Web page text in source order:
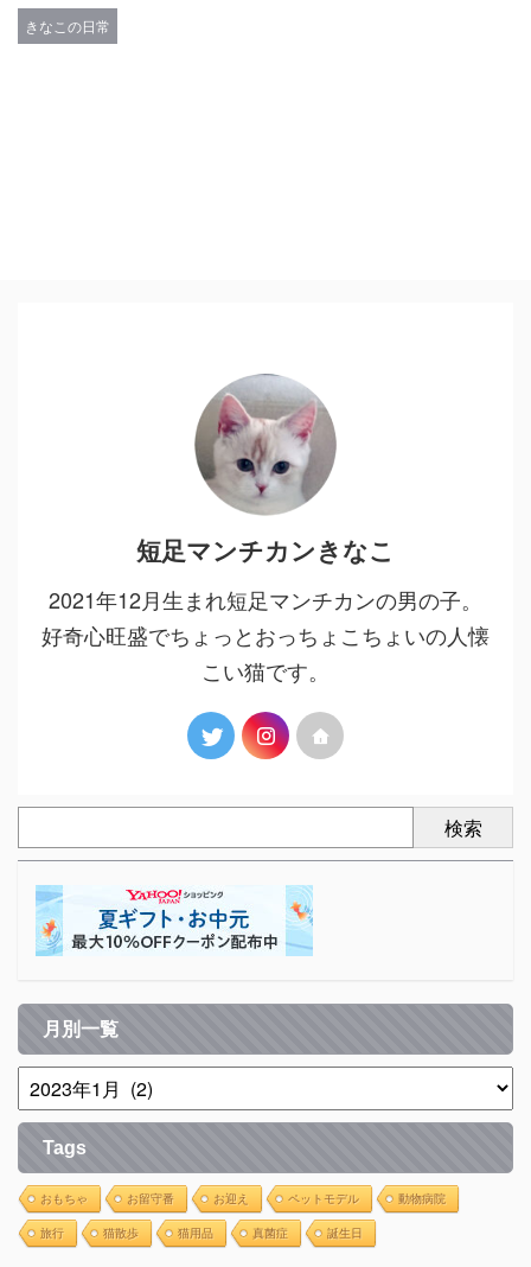
きなこの日常
短足マンチカンきなこ
2021年12月生まれ短足マンチカンの男の子。
好奇心旺盛でちょっとおっちょこちょいの人懐
こい猫です。
検索
月別一覧
Tags
おもちゃ お留守番 お迎え ペットモデル 動物病院
旅行 猫散歩 猫用品 真菌症 誕生日